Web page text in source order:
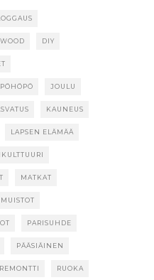
DIY
JOULU
KAUNEUS
LAPSEN ELÄMÄÄ
MATKAT
MUISTOT
PARISUHDE
PÄÄSIÄINEN
REMONTTI RUOKA